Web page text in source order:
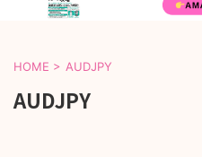
HOME > AUDJPY
AUDJPY